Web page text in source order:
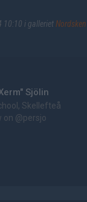
10:10 i galleriet
Sjölin
Skellefteå
on @persjo